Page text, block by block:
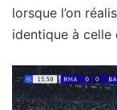
lorsque l’on
identique à celle